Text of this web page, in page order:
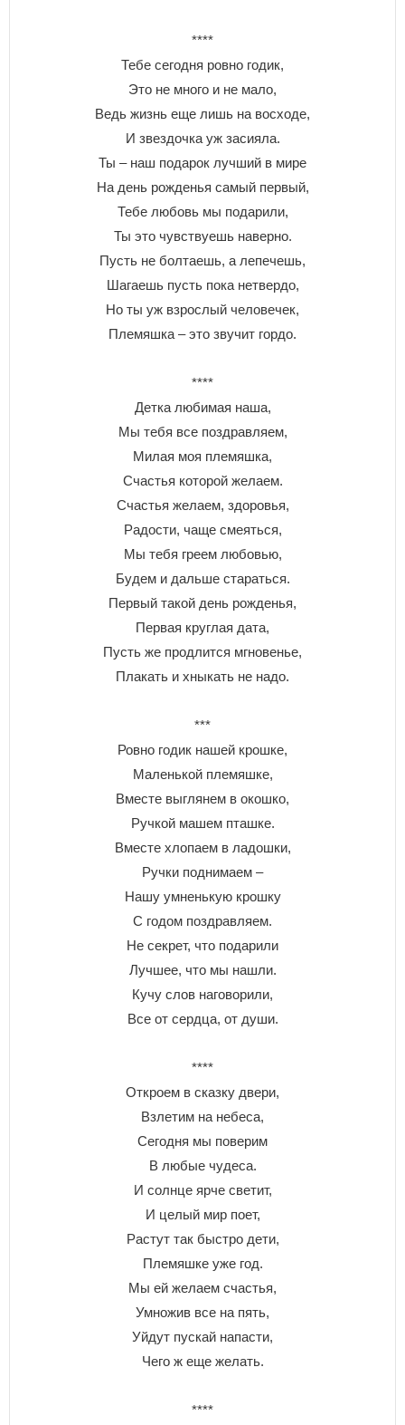
****
Тебе сегодня ровно годик,
Это не много и не мало,
Ведь жизнь еще лишь на восходе,
И звездочка уж засияла.
Ты – наш подарок лучший в мире
На день рожденья самый первый,
Тебе любовь мы подарили,
Ты это чувствуешь наверно.
Пусть не болтаешь, а лепечешь,
Шагаешь пусть пока нетвердо,
Но ты уж взрослый человечек,
Племяшка – это звучит гордо.
****
Детка любимая наша,
Мы тебя все поздравляем,
Милая моя племяшка,
Счастья которой желаем.
Счастья желаем, здоровья,
Радости, чаще смеяться,
Мы тебя греем любовью,
Будем и дальше стараться.
Первый такой день рожденья,
Первая круглая дата,
Пусть же продлится мгновенье,
Плакать и хныкать не надо.
***
Ровно годик нашей крошке,
Маленькой племяшке,
Вместе выглянем в окошко,
Ручкой машем пташке.
Вместе хлопаем в ладошки,
Ручки поднимаем –
Нашу умненькую крошку
С годом поздравляем.
Не секрет, что подарили
Лучшее, что мы нашли.
Кучу слов наговорили,
Все от сердца, от души.
****
Откроем в сказку двери,
Взлетим на небеса,
Сегодня мы поверим
В любые чудеса.
И солнце ярче светит,
И целый мир поет,
Растут так быстро дети,
Племяшке уже год.
Мы ей желаем счастья,
Умножив все на пять,
Уйдут пускай напасти,
Чего ж еще желать.
****